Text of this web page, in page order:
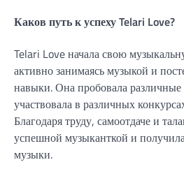
Каков путь к успеху Telari Love?
Telari Love начала свою
активно занимаясь музыкой и
навыки. Она пробовала
участвовала в различных
Благодаря труду, самоотдаче и
успешной музыканткой и
музыки.